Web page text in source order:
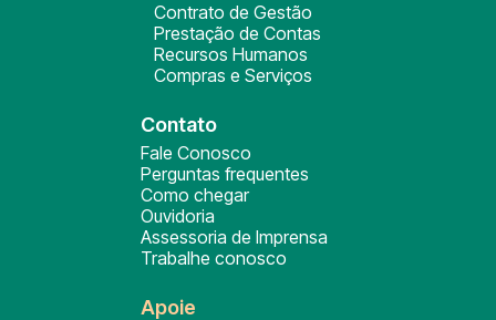
Contrato de Gestão
Prestação de Contas
Recursos Humanos
Compras e Serviços
Contato
Fale Conosco
Perguntas frequentes
Como chegar
Ouvidoria
Assessoria de Imprensa
Trabalhe conosco
Apoie